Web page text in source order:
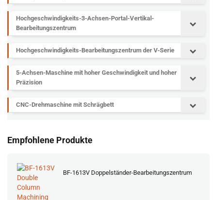
Hochgeschwindigkeits-3-Achsen-Portal-Vertikal-
Bearbeitungszentrum
Hochgeschwindigkeits-Bearbeitungszentrum der V-Serie
5-Achsen-Maschine mit hoher Geschwindigkeit und hoher
Präzision
CNC-Drehmaschine mit Schrägbett
Empfohlene Produkte
BF-1613V Doppelständer-Bearbeitungszentrum